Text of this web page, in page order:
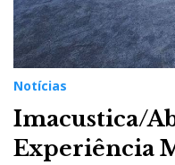
Notícias
Imacustica/
Experiência